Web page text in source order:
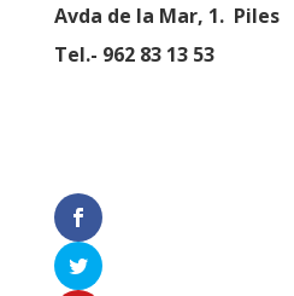
Avda de la Mar, 1. Piles
Tel.- 962 83 13 53